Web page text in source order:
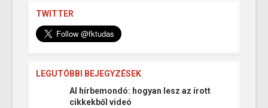
TWITTER
LEGUTÓBBI BEJEGYZÉSEK
AI hírbemondó: hogyan lesz az írott
cikkekből videó